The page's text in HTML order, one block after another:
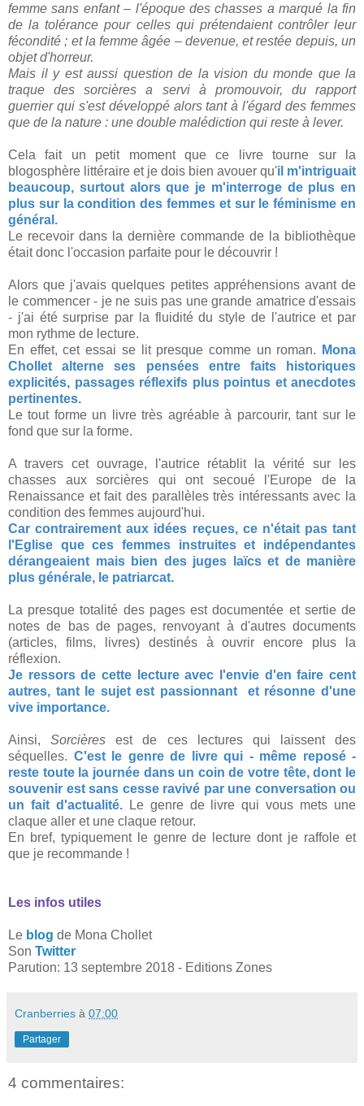
femme sans enfant – l'époque des chasses a marqué la fin
de la tolérance pour celles qui prétendaient contrôler leur
fécondité ; et la femme âgée – devenue, et restée depuis, un
objet d'horreur.
Mais il y est aussi question de la vision du monde que la
traque des sorcières a servi à promouvoir, du rapport
guerrier qui s'est développé alors tant à l'égard des femmes
que de la nature : une double malédiction qui reste à lever.
Cela fait un petit moment que ce livre tourne sur la
blogosphère littéraire et je dois bien avouer qu'il m'intriguait
beaucoup, surtout alors que je m'interroge de plus en
plus sur la condition des femmes et sur le féminisme en
général.
Le recevoir dans la dernière commande de la bibliothèque
était donc l'occasion parfaite pour le découvrir !
Alors que j'avais quelques petites appréhensions avant de
le commencer - je ne suis pas une grande amatrice d'essais
- j'ai été surprise par la fluidité du style de l'autrice et par
mon rythme de lecture.
En effet, cet essai se lit presque comme un roman.
Mona
Chollet alterne ses pensées entre faits historiques
explicités, passages réflexifs plus pointus et anecdotes
pertinentes.
Le tout forme un livre très agréable à parcourir, tant sur le
fond que sur la forme.
A travers cet ouvrage, l'autrice rétablit la vérité sur les
chasses aux sorcières qui ont secoué l'Europe de la
Renaissance et fait des parallèles très intéressants avec la
condition des femmes aujourd'hui.
Car contrairement aux idées reçues, ce n'était pas tant
l'Eglise que ces femmes instruites et indépendantes
dérangeaient mais bien des juges laïcs et de manière
plus générale, le patriarcat.
La presque totalité des pages est documentée et sertie de
notes de bas de pages, renvoyant à d'autres documents
(articles, films, livres) destinés à ouvrir encore plus la
réflexion.
Je ressors de cette lecture avec l'envie d'en faire cent
autres, tant le sujet est passionnant et résonne d'une
vive importance.
Ainsi,Sorcières est de ces lectures qui laissent des
séquelles. C'est le genre de livre qui - même reposé -
reste toute la journée dans un coin de votre tête, dont le
souvenir est sans cesse ravivé par une conversation ou
un fait d'actualité.Le genre de livre qui vous mets une
claque aller et une claque retour.
En bref, typiquement le genre de lecture dont je raffole et
que je recommande !
Les infos utiles
Le blog de Mona Chollet
Son Twitter
Parution: 13 septembre 2018 - Editions Zones
Cranberries à 07:00
Partager
4 commentaires: